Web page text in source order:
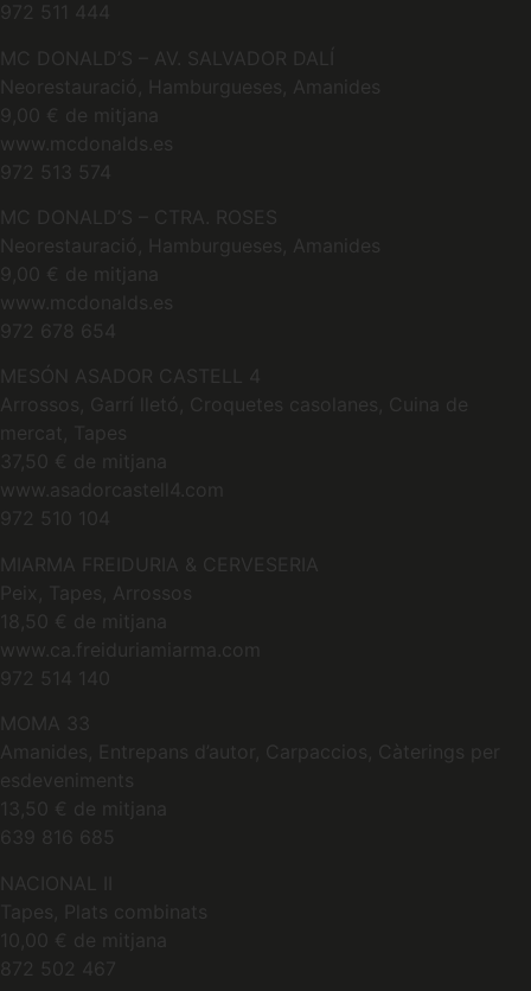
972 511 444
MC DONALD’S – AV. SALVADOR DALÍ
Neorestauració, Hamburgueses, Amanides
9,00 € de mitjana
www.mcdonalds.es
972 513 574
MC DONALD’S – CTRA. ROSES
Neorestauració, Hamburgueses, Amanides
9,00 € de mitjana
www.mcdonalds.es
972 678 654
MESÓN ASADOR CASTELL 4
Arrossos, Garrí lletó, Croquetes casolanes, Cuina de
mercat, Tapes
37,50 € de mitjana
www.asadorcastell4.com
972 510 104
MIARMA FREIDURIA & CERVESERIA
Peix, Tapes, Arrossos
18,50 € de mitjana
www.ca.freiduriamiarma.com
972 514 140
MOMA 33
Amanides, Entrepans d’autor, Carpaccios, Càterings per
esdeveniments
13,50 € de mitjana
639 816 685
NACIONAL II
Tapes, Plats combinats
10,00 € de mitjana
872 502 467